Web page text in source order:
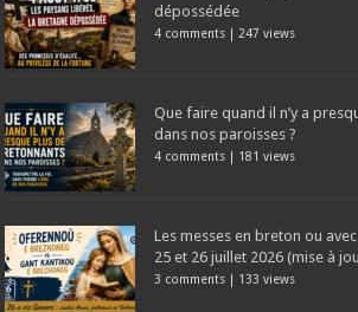
dépossédée
4 comments | 247 views
Que faire quand il n’y a
dans nos paroisses ?
4 comments | 181 views
Les messes en breton ou
25 et 26 juillet 2026 (mise à
3 comments | 133 views